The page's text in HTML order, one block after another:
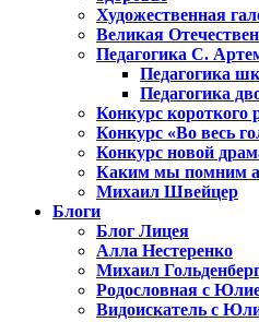
Художественная
Великая
Педагогика С.
Педагогика
Педагогика
Конкурс короткого
Конкурс «Во весь
Конкурс новой
Каким мы помним
Михаил Швейцер
Блоги
Блог Лицея
Алла Нестеренко
Михаил
Родословная с
Видоискатель с